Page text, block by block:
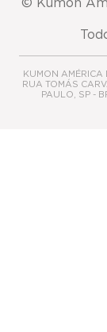
© Kumon
KUMON AMÉRICA
RUA TOMÁS
PAULO, SP -